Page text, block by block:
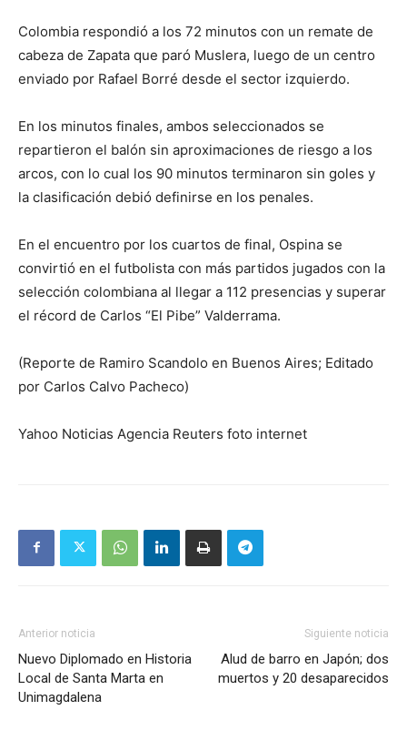
Colombia respondió a los 72 minutos con un remate de
cabeza de Zapata que paró Muslera, luego de un centro
enviado por Rafael Borré desde el sector izquierdo.
En los minutos finales, ambos seleccionados se
repartieron el balón sin aproximaciones de riesgo a los
arcos, con lo cual los 90 minutos terminaron sin goles y
la clasificación debió definirse en los penales.
En el encuentro por los cuartos de final, Ospina se
convirtió en el futbolista con más partidos jugados con la
selección colombiana al llegar a 112 presencias y superar
el récord de Carlos “El Pibe” Valderrama.
(Reporte de Ramiro Scandolo en Buenos Aires; Editado
por Carlos Calvo Pacheco)
Yahoo Noticias Agencia Reuters foto internet
Anterior noticia
Nuevo Diplomado en Historia
Local de Santa Marta en
Unimagdalena
Siguiente noticia
Alud de barro en Japón; dos
muertos y 20 desaparecidos